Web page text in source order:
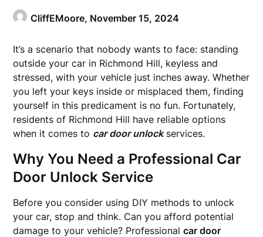
CliffEMoore, November 15, 2024
It’s a scenario that nobody wants to face: standing
outside your car in Richmond Hill, keyless and
stressed, with your vehicle just inches away. Whether
you left your keys inside or misplaced them, finding
yourself in this predicament is no fun. Fortunately,
residents of Richmond Hill have reliable options
when it comes to car door unlockservices.
Why You Need a Professional Car
Door Unlock Service
Before you consider using DIY methods to unlock
your car, stop and think. Can you afford potential
damage to your vehicle? Professionalcar door